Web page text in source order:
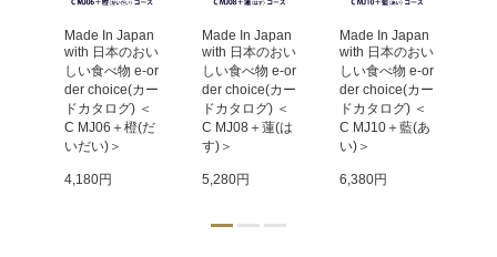
Made In Japan
with 日本のおい
しい食べ物 e-or
der choice(カー
ドカタログ) ＜
C MJ06＋橙(だ
いだい)＞
4,180円
Made In Japan
with 日本のおい
しい食べ物 e-or
der choice(カー
ドカタログ) ＜
C MJ08＋蓮(は
す)＞
5,280円
Made In Japan
with 日本のおい
しい食べ物 e-or
der choice(カー
ドカタログ) ＜
C MJ10＋藍(あ
い)＞
6,380円